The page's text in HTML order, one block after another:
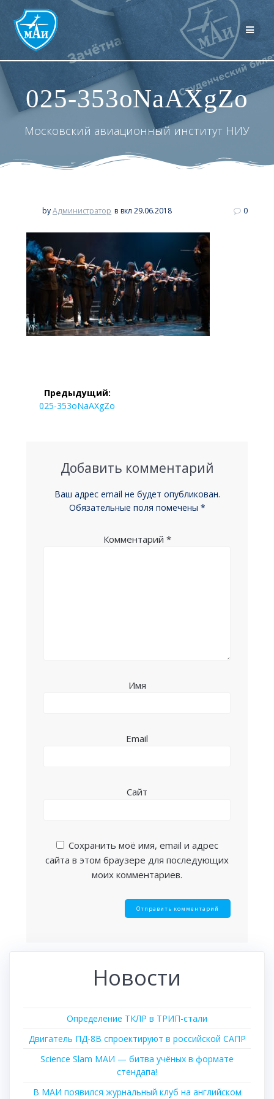
Перейти
контенту
025-353oNaAXgZo
Московский авиационный институт НИУ
byАдминистратор в вкл 29.06.2018 0
Навигация
Предыдущий:
Предыдущая
025-353oNaAXgZo
Добавить комментарий
Ваш адрес email не будет опубликован.
Обязательные поля помечены *
Комментарий *
Имя
Email
Сайт
Сохранить моё имя, email и адрес
сайта в этом браузере для последующих
моих комментариев.
Новости
Определение ТКЛР в ТРИП-стали
Двигатель ПД-8В спроектируют в российской САПР
Science Slam МАИ — битва учёных в формате
стендапа!
В МАИ появился журнальный клуб на английском